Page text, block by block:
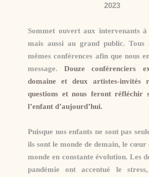
2023
Sommet ouvert aux intervenants
mais aussi au grand public. Tous
mêmes conférences afin que nous
message.Douze conférenciers
domaine et deux artistes-invités
questions et nous feront réfléchir
l’enfant d’aujourd’hui.
Puisque nos enfants ne sont pas
ils sont le monde de demain, le cœur
monde en constante évolution. Les
pandémie ont accentué le